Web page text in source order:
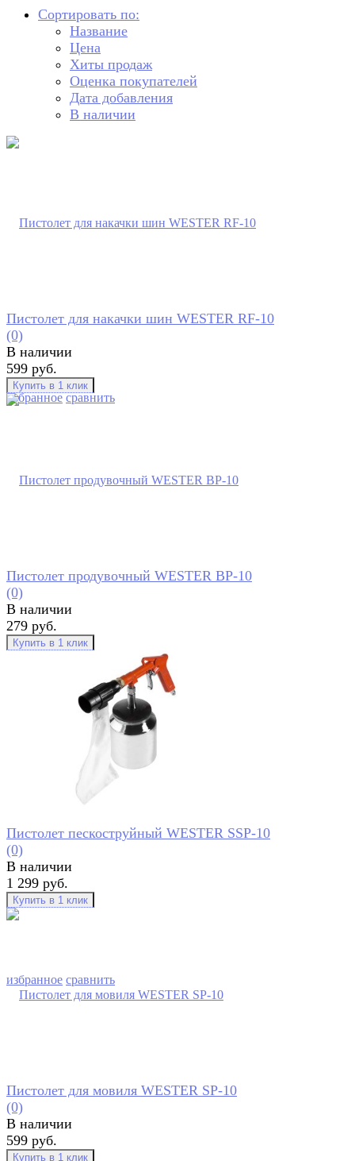
Сортировать по:
Название
Цена
Хиты продаж
Оценка покупателей
Дата добавления
В наличии
избранное сравнить
Пистолет для накачки шин WESTER RF-10
(0)
В наличии
599 руб.
избранное сравнить
Пистолет продувочный WESTER BP-10
(0)
В наличии
279 руб.
избранное сравнить
Пистолет пескоструйный WESTER SSP-10
(0)
В наличии
1 299 руб.
Пистолет для мовиля WESTER SP-10
(0)
В наличии
599 руб.